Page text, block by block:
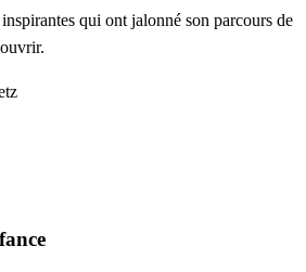
qui ont jalonné son parcours de